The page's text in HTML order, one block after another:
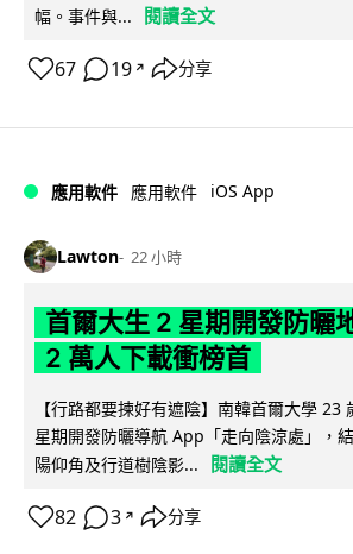
幅。事件與...
閱讀全文
67 19 ↗ 分享
應用軟件 應用軟件 iOS App
Lawton 22 小時
首爾大生 2 星期開發防曬
2 萬人下載衝榜首
【行路都要揀好有遮陰】南韓首爾大學 23
星期開發防曬導航 App「走向陰涼處」，
陽仰角及行道樹陰影...
閱讀全文
82 3 ↗ 分享